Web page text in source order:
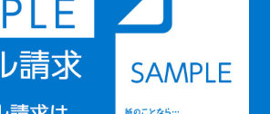
離型紙が透明の商品はありますか
ベルのロールタイプはありますか？